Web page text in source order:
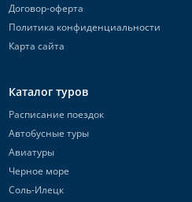
Договор-оферта
Политика конфиденциальности
Карта сайта
Каталог туров
Расписание поездок
Автобусные туры
Авиатуры
Черное море
Соль-Илецк